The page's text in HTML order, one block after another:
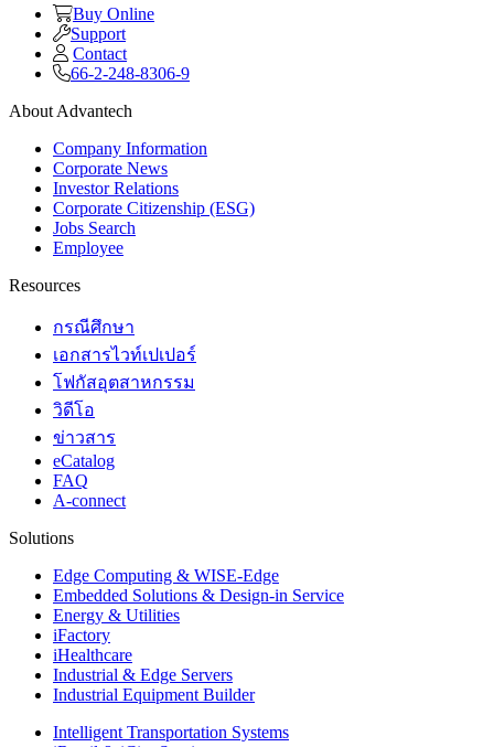
Buy Online
Support
Contact
66-2-248-8306-9
About Advantech
Company Information
Corporate News
Investor Relations
Corporate Citizenship (ESG)
Jobs Search
Employee
Resources
กรณีศึกษา
เอกสารไวท์เปเปอร์
โฟกัสอุตสาหกรรม
วิดีโอ
ข่าวสาร
eCatalog
FAQ
A-connect
Solutions
Edge Computing & WISE-Edge
Embedded Solutions & Design-in Service
Energy & Utilities
iFactory
iHealthcare
Industrial & Edge Servers
Industrial Equipment Builder
Intelligent Transportation Systems